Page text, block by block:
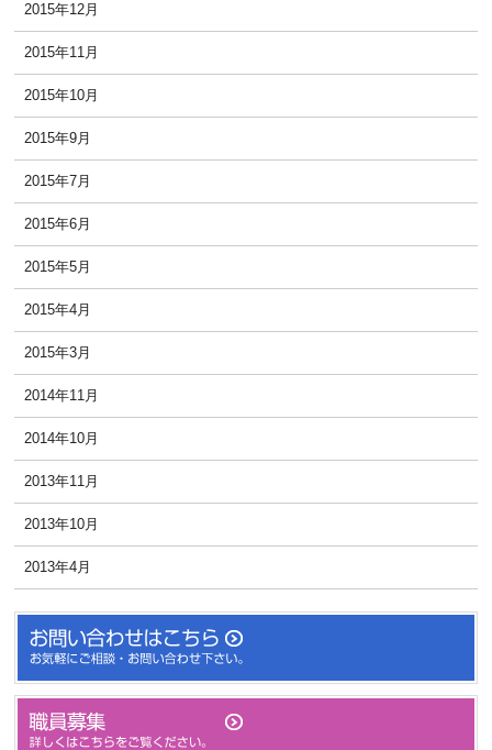
2015年12月
2015年11月
2015年10月
2015年9月
2015年7月
2015年6月
2015年5月
2015年4月
2015年3月
2014年11月
2014年10月
2013年11月
2013年10月
2013年4月